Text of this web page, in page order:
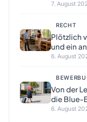
7. August
RECHT
Plötzlich
und ein
6. August
Von der
die Blue-
6. August